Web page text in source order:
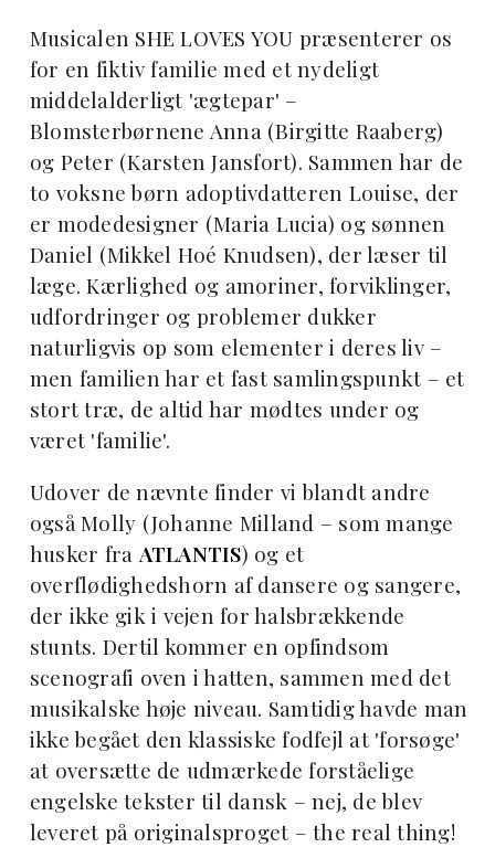
Musicalen SHE LOVES YOU præsenterer os
for en fiktiv familie med et nydeligt
middelalderligt 'ægtepar' –
Blomsterbørnene Anna (Birgitte Raaberg)
og Peter (Karsten Jansfort). Sammen har de
to voksne børn adoptivdatteren Louise, der
er modedesigner (Maria Lucia) og sønnen
Daniel (Mikkel Hoé Knudsen), der læser til
læge. Kærlighed og amoriner, forviklinger,
udfordringer og problemer dukker
naturligvis op som elementer i deres liv –
men familien har et fast samlingspunkt – et
stort træ, de altid har mødtes under og
været 'familie'.
Udover de nævnte finder vi blandt andre
også Molly (Johanne Milland – som mange
husker fra ATLANTIS) og et
overflødighedshorn af dansere og sangere,
der ikke gik i vejen for halsbrækkende
stunts. Dertil kommer en opfindsom
scenografi oven i hatten, sammen med det
musikalske høje niveau. Samtidig havde man
ikke begået den klassiske fodfejl at 'forsøge'
at oversætte de udmærkede forståelige
engelske tekster til dansk – nej, de blev
leveret på originalsproget – the real thing!